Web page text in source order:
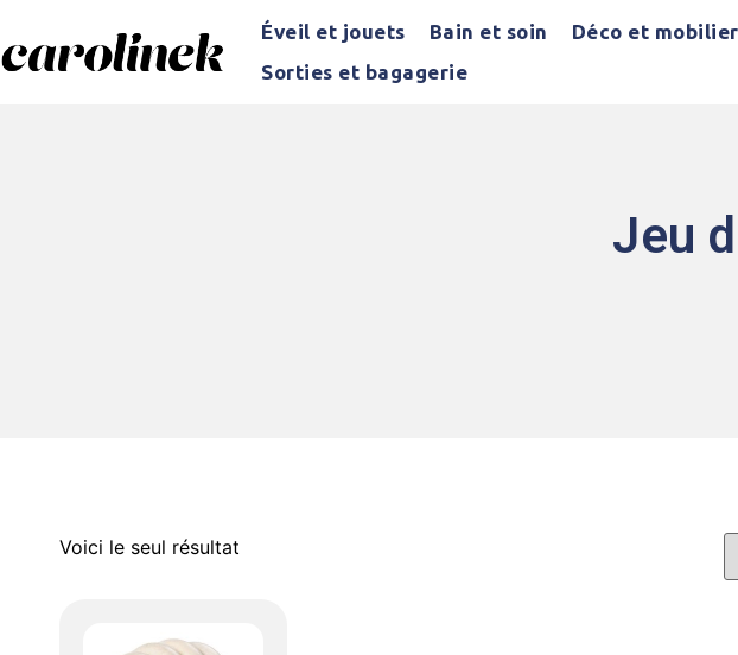
Éveil et jouets Bain et soin Déco et mobilier
Sorties et bagagerie
Jeu
Voici le seul résultat